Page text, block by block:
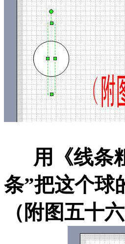
用《线条
条”把这个球
（附图五十